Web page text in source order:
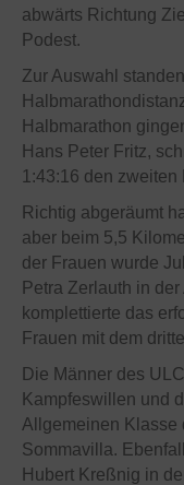
abwärts Richtung
Podest.
Zur Auswahl
Halbmarathon
Hans Peter Fritz,
1:43:16 den zweiten
Richtig abgeräumt
aber beim 5,5
der Frauen wurde
Petra Zerlauth in
komplettierte das
Frauen mit dem
Die Männer des
Kampfeswillen und
Allgemeinen Klasse
Sommavilla.
Hubert Kreßnig in